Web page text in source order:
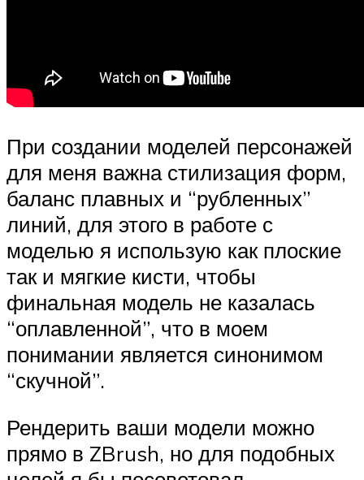
При создании моделей персонажей
для меня важна стилизация форм,
баланс плавных и “рубленных”
линий, для этого в работе с
моделью я использую как плоские
так и мягкие кисти, чтобы
финальная модель не казалась
“оплавленной”, что в моем
понимании является синонимом
“скучной”.
Рендерить ваши модели можно
прямо в ZBrush, но для подобных